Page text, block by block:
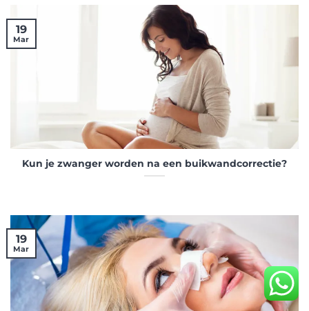
Kun je zwanger worden na een buikwandcorrectie?
19
Mar
19
Mar